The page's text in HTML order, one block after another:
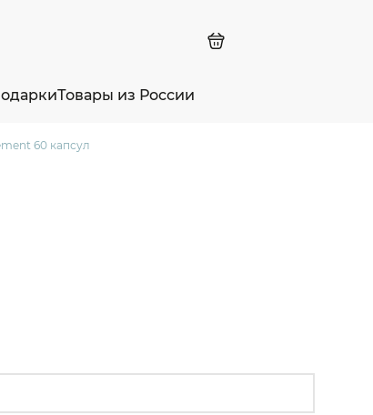
Товары из России
60 капсул